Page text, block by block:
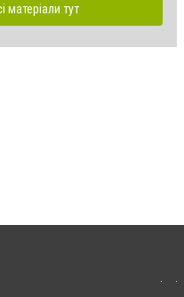
матеріали тут